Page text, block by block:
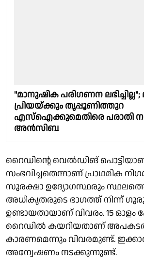
"മാനുഷിക പരിഗണന ലഭിച്ചില്ല";
പ്രിയയ്ക്കും തൃപ്പൂണിത്തുറ
എസ്ഐക്കുമെതിരെ പരാതി
അൻസിബ
റൈഡിൻ്റെ വെൽഡിങ്
സംഭവിച്ചതെന്നാണ് പ്രാഥമിക
സുരക്ഷാ ഉദ്യോഗസ്ഥരും
അധികൃതരുടെ ഭാഗത്ത് നിന്ന്
ഉണ്ടായതായാണ് വിവരം. 15 ഓളം
റൈഡിൽ കയറിയതാണ്
കാരണമെന്നും വിവരമുണ്ട്.
അന്വേഷണം നടക്കുന്നുണ്ട്.